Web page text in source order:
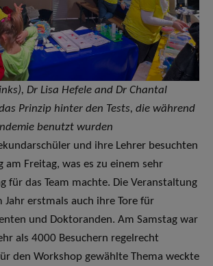
Dr Lisa Hefele and Dr Chantal
Prinzip hinter den Tests, die während
benutzt wurden
und ihre Lehrer besuchten
am Freitag, was es zu einem sehr
für das Team machte. Die Veranstaltung
erstmals auch ihre Tore für
und Doktoranden. Am Samstag war
als 4000 Besuchern regelrecht
den Workshop gewählte Thema weckte